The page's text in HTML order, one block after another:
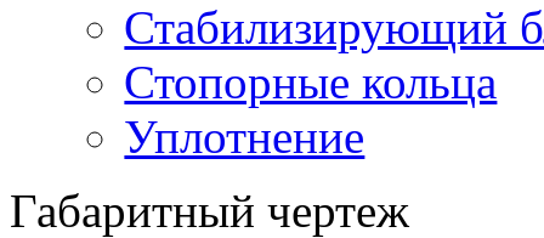
Стабилизирующий
Стопорные кольца
Уплотнение
Габаритный чертеж